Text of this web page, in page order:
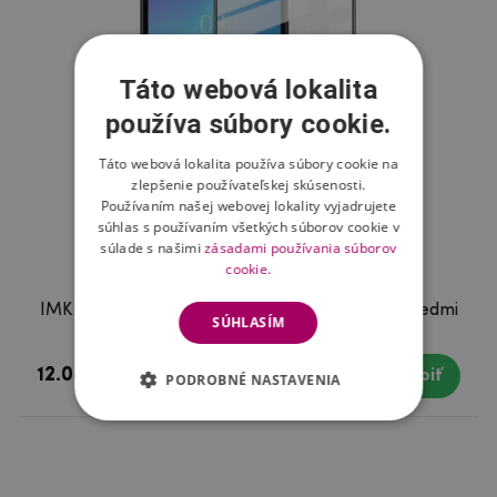
IMK celoplošné tvrdené sklo na mobil Xiaomi Redmi
7A
12.08 € Skladom Kúpiť
Táto webová lokalita
používa súbory cookie.
Táto webová lokalita používa súbory cookie na
zlepšenie používateľskej skúsenosti.
Používaním našej webovej lokality vyjadrujete
súhlas s používaním všetkých súborov cookie v
súlade s našimizásadami používania súborov
cookie.
SÚHLASÍM
PODROBNÉ NASTAVENIA